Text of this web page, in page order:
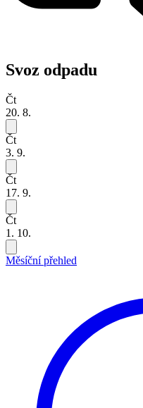
Svoz odpadu
Čt
20. 8.
Čt
3. 9.
Čt
17. 9.
Čt
1. 10.
Měsíční přehled